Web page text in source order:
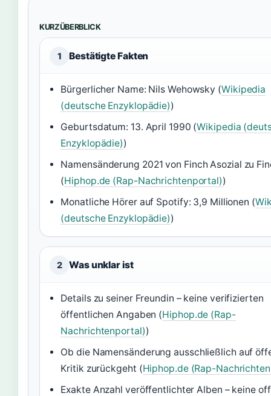
KURZÜBERBLICK
1 Bestätigte Fakten
Bürgerlicher Name: Nils Wehowsky (Wikipedia
(deutsche Enzyklopädie))
Geburtsdatum: 13. April 1990 (Wikipedia
Enzyklopädie))
Namensänderung 2021 von Finch Asozial zu
(Hiphop.de (Rap-Nachrichtenportal))
Monatliche Hörer auf Spotify: 3,9 Millionen (
(deutsche Enzyklopädie))
2 Was unklar ist
Details zu seiner Freundin – keine verifizierten
öffentlichen Angaben (Hiphop.de (Rap-
Nachrichtenportal))
Ob die Namensänderung ausschließlich auf
Kritik zurückgeht (Hiphop.de (Rap-
Exakte Anzahl veröffentlichter Alben – keine